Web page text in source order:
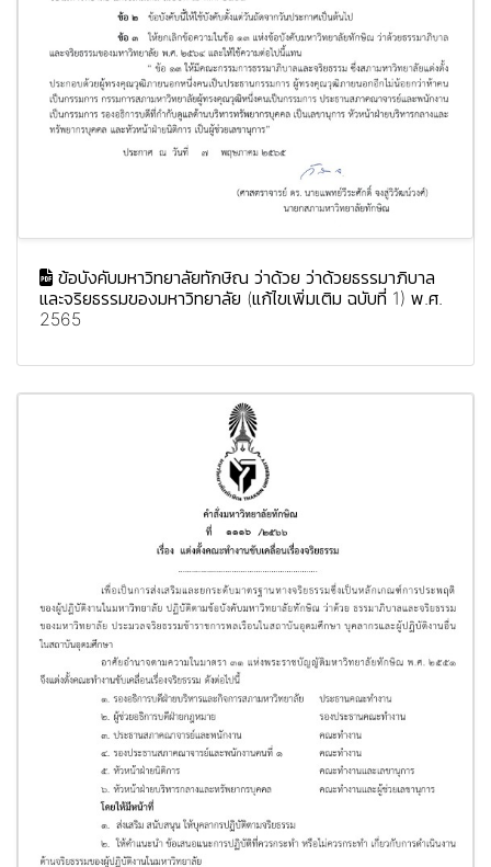
ข้อบังคับมหาวิทยาลัยทักษิณ ว่าด้วย ว่าด้วยธรรมาภิบาล
และจริยธรรมของมหาวิทยาลัย (แก้ไขเพิ่มเติม ฉบับที่ 1) พ.ศ.
2565